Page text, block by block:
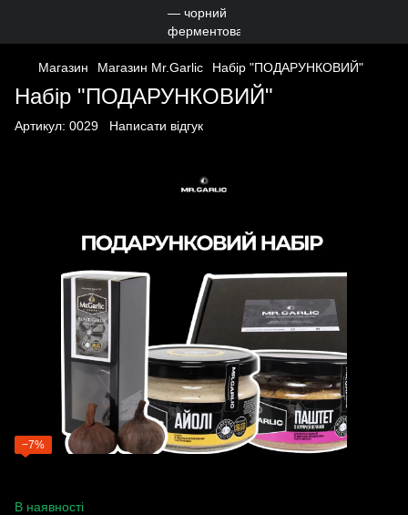
Магазин Магазин Mr.Garlic Набір "ПОДАРУНКОВИЙ"
Набір "ПОДАРУНКОВИЙ"
Артикул: 0029 Написати відгук
−7%
В наявності